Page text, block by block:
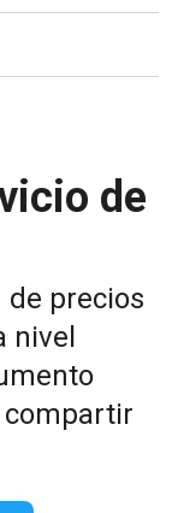
de
de precios
nivel
compartir